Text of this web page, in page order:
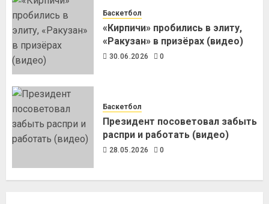
Баскетбол
«Кирпичи» пробились в элиту,
«Ракузан» в призёрах (видео)
30.06.2026 0
Баскетбол
Президент посоветовал забыть
распри и работать (видео)
28.05.2026 0